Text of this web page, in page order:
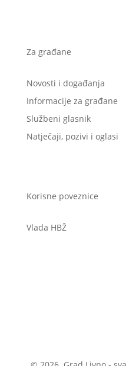
Za građane
Novosti i događanja
Informacije za građane
Službeni glasnik
Natječaji, pozivi i oglasi
Korisne poveznice
Vlada HBŽ